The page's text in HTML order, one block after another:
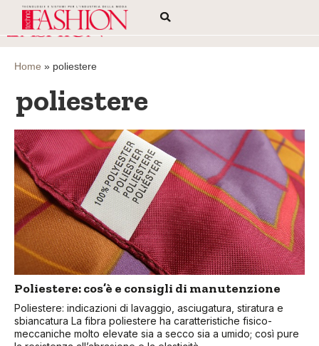
Home » poliestere
poliestere
Poliestere: cos’è e consigli di manutenzione
Poliestere: indicazioni di lavaggio, asciugatura, stiratura e
sbiancatura La fibra poliestere ha caratteristiche fisico-
meccaniche molto elevate sia a secco sia a umido; così pure